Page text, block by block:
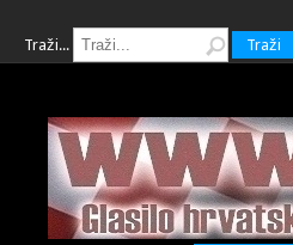
Traži... Traži